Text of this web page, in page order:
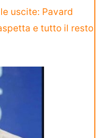
uscite: Pavard
e tutto il resto